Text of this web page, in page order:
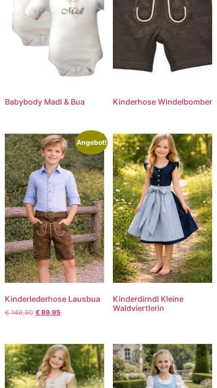
Babybody Madl & Bua Kinderhose Windelbomber
Angebot!
Kinderlederhose Lausbua
€149,90 €89,95
Kinderdirndl Kleine
Waldviertlerin